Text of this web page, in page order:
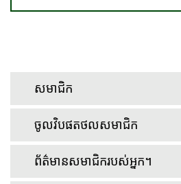
សមាជិក
ចូលវិបផតថលសមាជិក
ព័ត៌មានសមាជិករបស់អ្នក។